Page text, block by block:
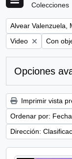
Colecciones
Remove filter:
Alvear Valenzuela,
Remove filter:
Video Con
Opciones
Imprimir vista
Ordenar por:
Dirección: